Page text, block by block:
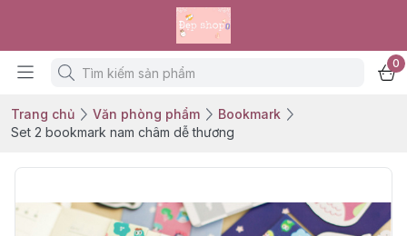
0
Trang chủ Văn phòng phẩm
Bookmark
Set 2 bookmark nam châm dễ thương